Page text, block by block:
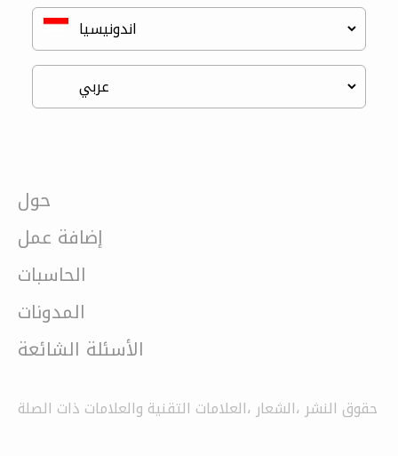
حول
إضافة عمل
الحاسبات
المدونات
الأسئلة الشائعة
حقوق النشر ،الشعار ،العلامات التقنية والعلامات ذات الصلة